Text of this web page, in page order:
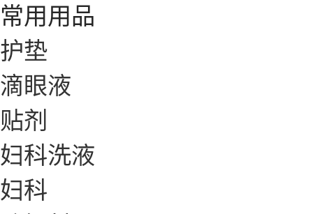
常用用品
护垫
滴眼液
贴剂
妇科洗液
妇科